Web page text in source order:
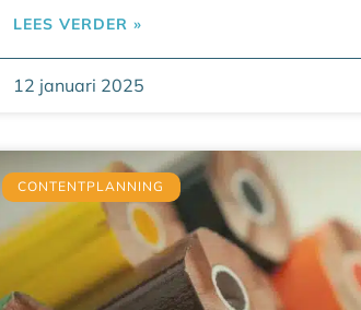
LEES VERDER »
12 januari 2025
CONTENTPLANNING